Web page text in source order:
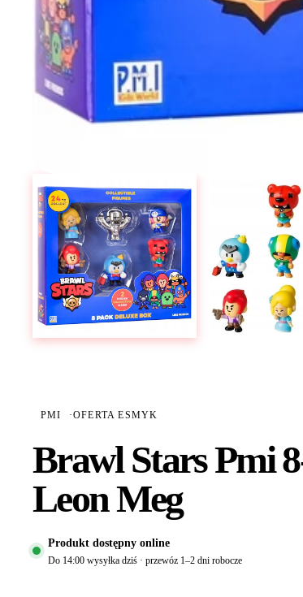
PMI ·OFERTA ESMYK
Brawl Stars Pmi
Leon Meg
Produkt dostępny online
Do 14:00 wysyłka dziś · przewóz 1–2 dni robocze